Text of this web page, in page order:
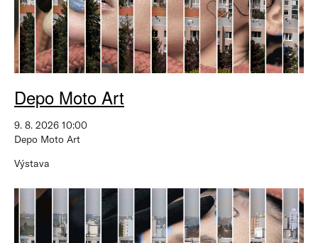
Depo Moto Art
9. 8. 2026 10:00
Depo Moto Art
Výstava